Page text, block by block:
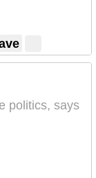
politics, says